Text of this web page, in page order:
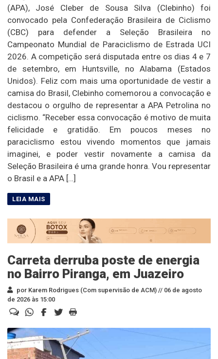
(APA), José Cleber de Sousa Silva (Clebinho) foi
convocado pela Confederação Brasileira de Ciclismo
(CBC) para defender a Seleção Brasileira no
Campeonato Mundial de Paraciclismo de Estrada UCI
2026. A competição será disputada entre os dias 4 e 7
de setembro, em Huntsville, no Alabama (Estados
Unidos). Feliz com mais uma oportunidade de vestir a
camisa do Brasil, Clebinho comemorou a convocação e
destacou o orgulho de representar a APA Petrolina no
ciclismo. “Receber essa convocação é motivo de muita
felicidade e gratidão. Em poucos meses no
paraciclismo estou vivendo momentos que jamais
imaginei, e poder vestir novamente a camisa da
Seleção Brasileira é uma grande honra. Vou representar
o Brasil e a APA […]
Carreta derruba poste de energia
no Bairro Piranga, em Juazeiro
por Karem Rodrigues (Com supervisão de ACM) // 06 de agosto
de 2026 às 15:00